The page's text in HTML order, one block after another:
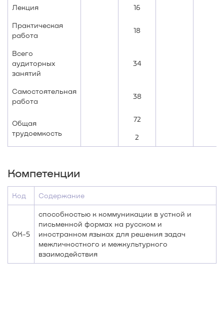
Лекция 16
Практическая
работа
18
Всего
аудиторных
занятий
34
Самостоятельная
работа
38
Общая
трудоемкость
72
2
Компетенции
Код Содержание
ОК-5
способностью к коммуникации в устной и
письменной формах на русском и
иностранном языках для решения задач
межличностного и межкультурного
взаимодействия